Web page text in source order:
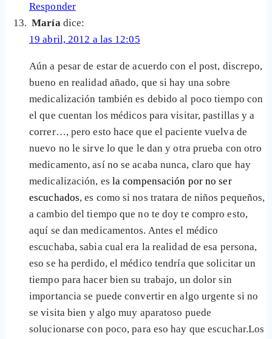
Responder
María dice:
19 abril, 2012 a las 12:05
Aún a pesar de estar de acuerdo con el post, discrepo,
bueno en realidad añado, que si hay una sobre
medicalización también es debido al poco tiempo con
el que cuentan los médicos para visitar, pastillas y a
correr…, pero esto hace que el paciente vuelva de
nuevo no le sirve lo que le dan y otra prueba con otro
medicamento, así no se acaba nunca, claro que hay
medicalización, es la compensación por no ser
escuchados, es como si nos tratara de niños pequeños,
a cambio del tiempo que no te doy te compro esto,
aquí se dan medicamentos. Antes el médico
escuchaba, sabia cual era la realidad de esa persona,
eso se ha perdido, el médico tendría que solicitar un
tiempo para hacer bien su trabajo, un dolor sin
importancia se puede convertir en algo urgente si no
se visita bien y algo muy aparatoso puede
solucionarse con poco, para eso hay que escuchar.Los